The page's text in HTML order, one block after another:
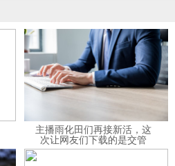
主播雨化田们再接新活，这
次让网友们下载的是交管
12123APP